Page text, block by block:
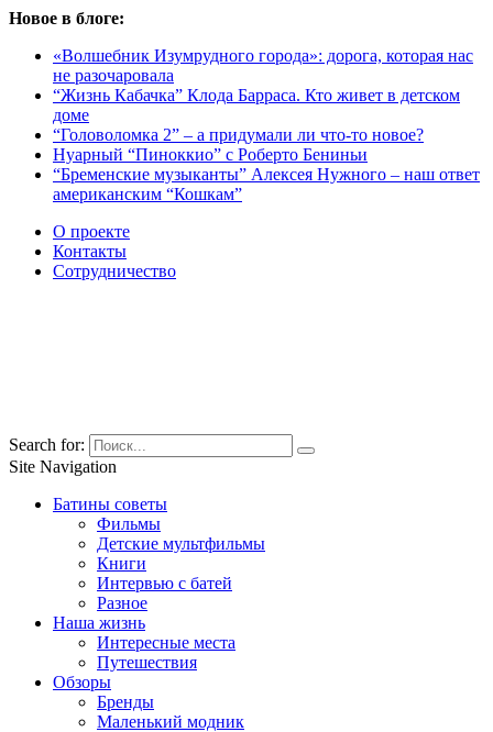
Новое в блоге:
«Волшебник Изумрудного города»: дорога, которая нас
не разочаровала
“Жизнь Кабачка” Клода Барраса. Кто живет в детском
доме
“Головоломка 2” – а придумали ли что-то новое?
Нуарный “Пиноккио” с Роберто Бениньи
“Бременские музыканты” Алексея Нужного – наш ответ
американским “Кошкам”
О проекте
Контакты
Сотрудничество
Search for:
Site Navigation
Батины советы
Фильмы
Детские мультфильмы
Книги
Интервью с батей
Разное
Наша жизнь
Интересные места
Путешествия
Обзоры
Бренды
Маленький модник